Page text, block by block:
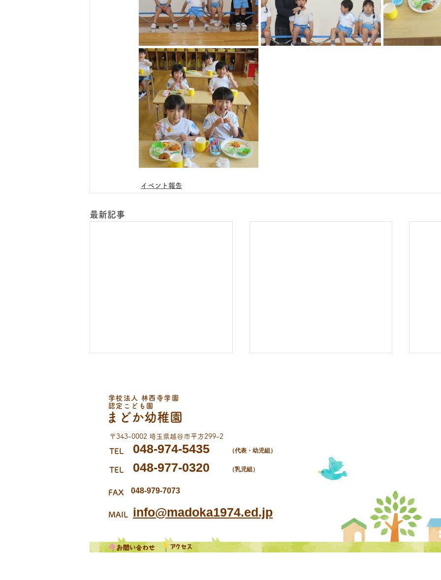
イベント報告
最新記事
《７月誕生会》
学校法人 林西寺学園
認定こども園
まどか幼稚園
〒343-0002 埼玉県越谷市平方299-2
TEL 048-974-5435
FAX 048-979-7073
MAIL info@madoka1974.ed.jp
（代表・幼児組）
TEL 048-977-0320 （乳児組）